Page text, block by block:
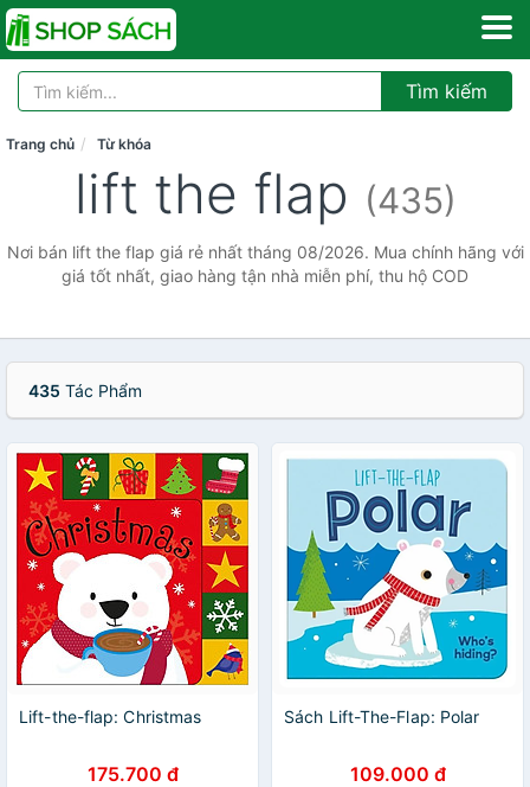
Tìm kiếm
Trang chủ Từ khóa
lift the flap (435)
Nơi bán lift the flap giá rẻ nhất tháng 08/2026. Mua chính hãng với
giá tốt nhất, giao hàng tận nhà miễn phí, thu hộ COD
435 Tác Phẩm
Lift-the-flap: Christmas
175.700 đ
Sách Lift-The-Flap: Polar
109.000 đ